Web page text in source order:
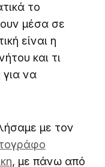
το
μέσα σε
είναι η
και τι
για να
με τον
, με πάνω από